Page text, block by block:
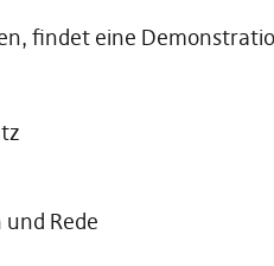
findet eine
Rede